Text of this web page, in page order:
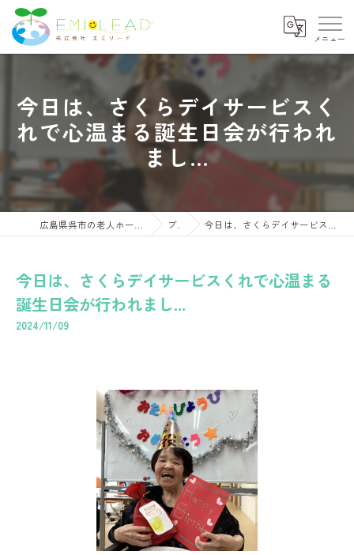
今日は、さくらデイサービスく
れで心温まる誕生日会が行われ
まし...
ブログ 今日は、さくらデイサービスくれで心温まる誕生日会が行われまし...
今日は、さくらデイサービスくれで心温まる
誕生日会が行われまし...
2024/11/09